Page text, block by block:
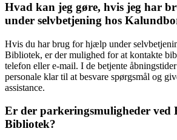
Hvad kan jeg gøre, hvis jeg har
under selvbetjening hos
Hvis du har brug for hjælp under
Bibliotek, er der mulighed for at kontakte
telefon eller e-mail. I de betjente
personale klar til at besvare spørgsmål og
assistance.
Er der parkeringsmuligheder ved
Bibliotek?